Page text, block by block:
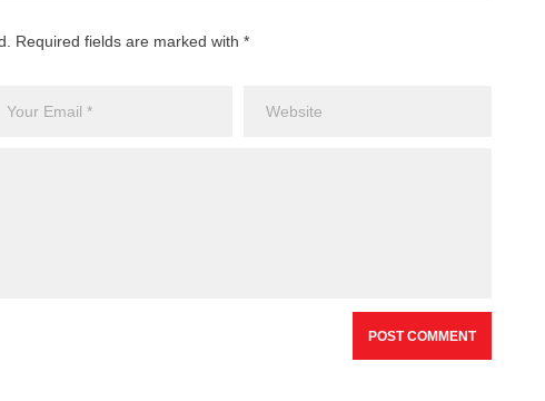
Required fields are marked with *